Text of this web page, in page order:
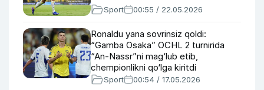
Sport 00:55 / 22.05.2026
Ronaldu yana sovrinsiz qoldi:
“Gamba Osaka” OCHL 2 turnirida
“An-Nassr”ni mag‘lub etib,
chempionlikni qo‘lga kiritdi
Sport 00:54 / 17.05.2026